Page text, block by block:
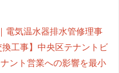
電気温水器排水管修理事
工事】中央区テナントビ
ント営業への影響を最小